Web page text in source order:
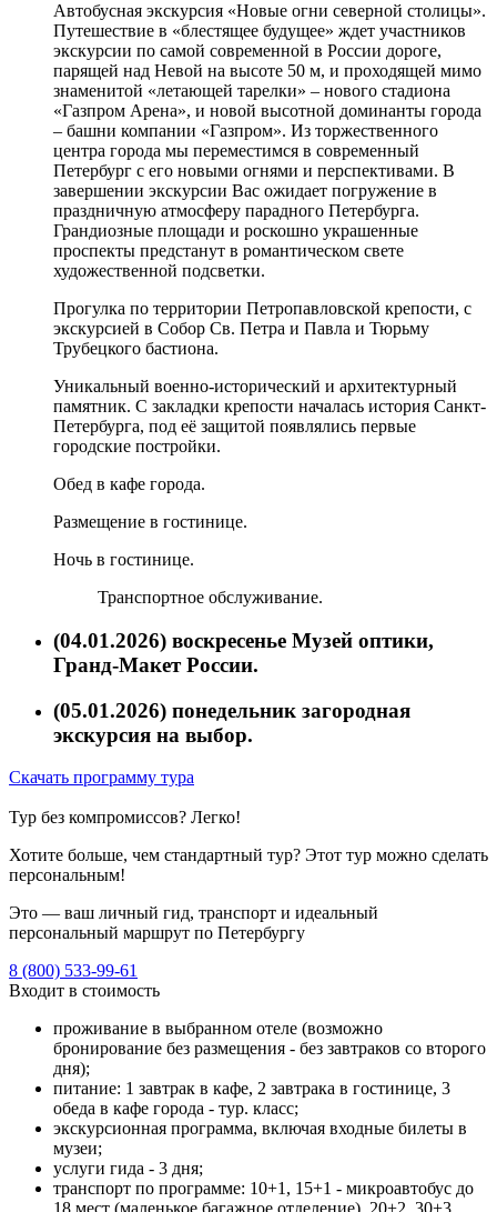
Автобусная экскурсия «Новые огни северной столицы».
Путешествие в «блестящее будущее» ждет участников
экскурсии по самой современной в России дороге,
парящей над Невой на высоте 50 м, и проходящей мимо
знаменитой «летающей тарелки» – нового стадиона
«Газпром Арена», и новой высотной доминанты города
– башни компании «Газпром». Из торжественного
центра города мы переместимся в современный
Петербург с его новыми огнями и перспективами. В
завершении экскурсии Вас ожидает погружение в
праздничную атмосферу парадного Петербурга.
Грандиозные площади и роскошно украшенные
проспекты предстанут в романтическом свете
художественной подсветки.
Прогулка по территории Петропавловской крепости, с
экскурсией в Собор Св. Петра и Павла и Тюрьму
Трубецкого бастиона.
Уникальный военно-исторический и архитектурный
памятник. С закладки крепости началась история Санкт-
Петербурга, под её защитой появлялись первые
городские постройки.
Обед в кафе города.
Размещение в гостинице.
Ночь в гостинице.
Транспортное обслуживание.
(04.01.2026) воскресенье Музей оптики,
Гранд-Макет России.
(05.01.2026) понедельник загородная
экскурсия на выбор.
Скачать программу тура
Тур без компромиссов? Легко!
Хотите больше, чем стандартный тур? Этот тур можно сделать
персональным!
Это — ваш личный гид, транспорт и идеальный
персональный маршрут по Петербургу
8 (800) 533-99-61
Входит в стоимость
проживание в выбранном отеле (возможно
бронирование без размещения - без завтраков со второго
дня);
питание: 1 завтрак в кафе, 2 завтрака в гостинице, 3
обеда в кафе города - тур. класс;
экскурсионная программа, включая входные билеты в
музеи;
услуги гида - 3 дня;
транспорт по программе: 10+1, 15+1 - микроавтобус до